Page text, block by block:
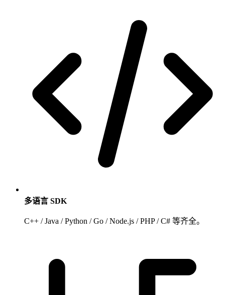
多语言 SDK
C++ / Java / Python / Go / Node.js / PHP / C# 等齐全。